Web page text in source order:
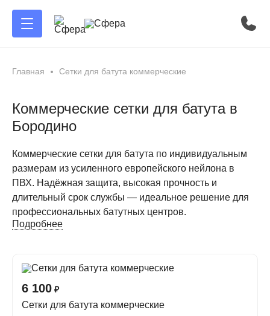
Главная Сетки для батута коммерческие
Коммерческие сетки для батута в
Бородино
Коммерческие сетки для батута по индивидуальным
размерам из усиленного европейского нейлона в
ПВХ. Надёжная защита, высокая прочность и
длительный срок службы — идеальное решение для
профессиональных батутных центров.
Подробнее
батутного центра. Мы предлагаем сетки,
конкретный батут, что гарантирует идеальную посадку
и максимальную надёжность.
6 100 ₽
Сетки для батута коммерческие